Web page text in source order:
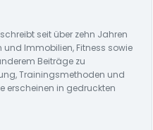
seit über zehn Jahren
und Immobilien, Fitness sowie
Beiträge zu
Trainingsmethoden und
erscheinen in gedruckten